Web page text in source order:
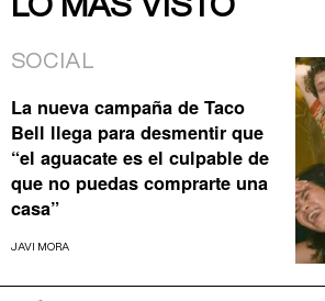
LO MÁS VISTO
SOCIAL
La nueva campaña de Taco
Bell llega para desmentir que
“el aguacate es el culpable de
que no puedas comprarte una
casa”
JAVI MORA